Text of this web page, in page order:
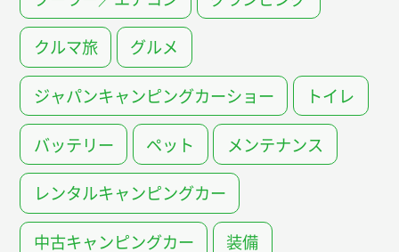
クルマ旅 グルメ
ジャパンキャンピングカーショー トイレ
バッテリー ペット メンテナンス
レンタルキャンピングカー
中古キャンピングカー 装備